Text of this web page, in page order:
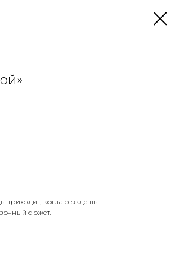
приходит, когда ее ждешь.
сюжет.